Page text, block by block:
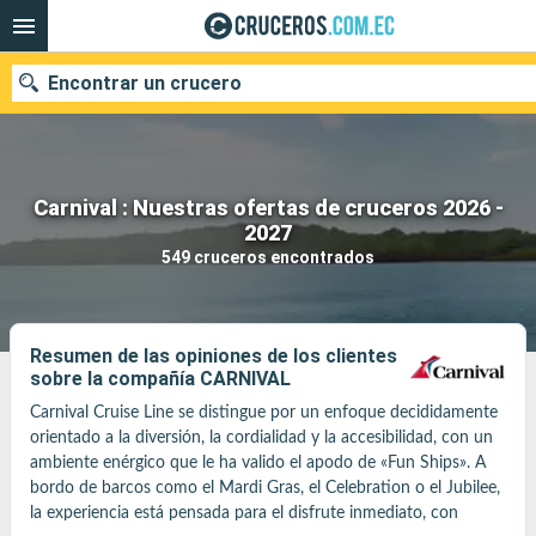
Carnival : Nuestras ofertas de cruceros 2026 -
2027
549 cruceros encontrados
Encontrar un crucero
Nuestros destinos
Fecha de salida
Puertos Compañías
Resumen de las opiniones de los clientes
sobre la compañía CARNIVAL
Carnival Cruise Line se distingue por un enfoque decididamente
orientado a la diversión, la cordialidad y la accesibilidad, con un
ambiente enérgico que le ha valido el apodo de «Fun Ships». A
bordo de barcos como el Mardi Gras, el Celebration o el Jubilee,
la experiencia está pensada para el disfrute inmediato, con